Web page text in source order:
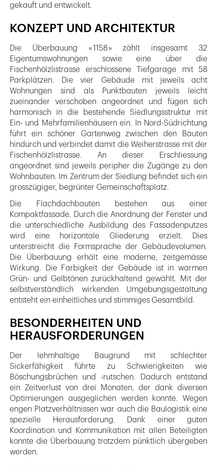
gekauft und entwickelt.
KONZEPT UND ARCHITEKTUR
Die Überbauung « 1158 » zählt insgesamt 32
Eigentumswohnungen sowie eine über die
Fischenhölzlistrasse erschlossene Tiefgarage mit 58
Parkplätzen. Die vier Gebäude mit jeweils acht
Wohnungen sind als Punktbauten jeweils leicht
zueinander verschoben angeordnet und fügen sich
harmonisch in die bestehende Siedlungsstruktur mit
Ein- und Mehrfamilienhäusern ein. In Nord-Südrichtung
führt ein schöner Gartenweg zwischen den Bauten
hindurch und verbindet damit die Weiherstrasse mit der
Fischenhölzlistrasse. An dieser Erschliessung
angeordnet sind jeweils peripher die Zugänge zu den
Wohnbauten. Im Zentrum der Siedlung befindet sich ein
grosszügiger, begrünter Gemeinschaftsplatz.
Die Flachdachbauten bestehen aus einer
Kompaktfassade. Durch die Anordnung der Fenster und
die unterschiedliche Ausbildung des Fassadenputzes
wird eine horizontale Gliederung erzielt. Dies
unterstreicht die Formsprache der Gebäudevolumen.
Die Überbauung erhält eine moderne, zeitgemässe
Wirkung. Die Farbigkeit der Gebäude ist in warmen
Grün- und Gelbtönen zurückhaltend gewählt. Mit der
selbstverständlich wirkenden Umgebungsgestaltung
entsteht ein einheitliches und stimmiges Gesamtbild.
BESONDERHEITEN UND
HERAUSFORDERUNGEN
Der lehmhaltige Baugrund mit schlechter
Sickerfähigkeit führte zu Schwierigkeiten wie
Böschungsbrüchen und -rutschen. Dadurch entstand
ein Zeitverlust von drei Monaten, der dank diversen
Optimierungen ausgeglichen werden konnte. Wegen
engen Platzverhältnissen war auch die Baulogistik eine
spezielle Herausforderung. Dank einer guten
Koordination und Kommunikation mit allen Beteiligten
konnte die Überbauung trotzdem pünktlich übergeben
werden.